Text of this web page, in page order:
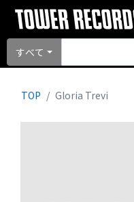
すべて
TOP Gloria Trevi